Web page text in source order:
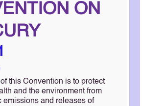
ON
this Convention is to protect
and the environment from
emissions and releases of